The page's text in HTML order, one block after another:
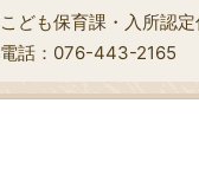
こども保育課・入所認
電話：076-443-2165